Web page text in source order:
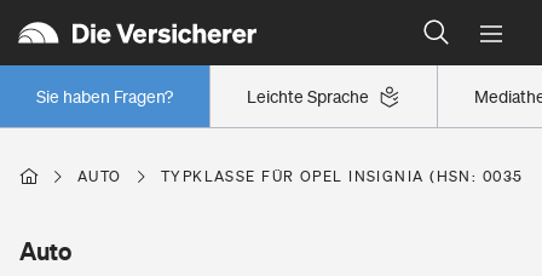
Leichte Sprache
Sie haben Fragen?
Wer versichert was: Jetzt Versicherer finden
Regionalklassen: So ist Ihre Region eingestuft
Wer versichert was: Jetzt Versicherer finden
AUTO TYPKLASSE FÜR OPEL INSIGNIA (HSN: 0035,
Auto